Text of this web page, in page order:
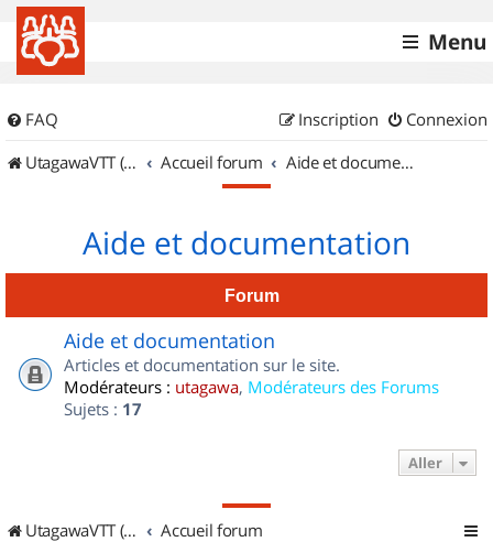
Menu
FAQ Connexion
Inscription
UtagawaVTT (Randos VTT et VTTAE avec traces GPS)
Accueil forum Aide et documentation
Aide et documentation
Forum
Aide et documentation
Articles et documentation sur le site.
Modérateurs : utagawa, Modérateurs des Forums
Sujets : 17
Aller
UtagawaVTT (Randos VTT et VTTAE avec traces GPS) Accueil forum